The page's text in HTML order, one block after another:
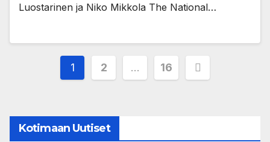
Luostarinen ja Niko Mikkola The National…
Posts
1 2 … 16
Kotimaan Uutiset